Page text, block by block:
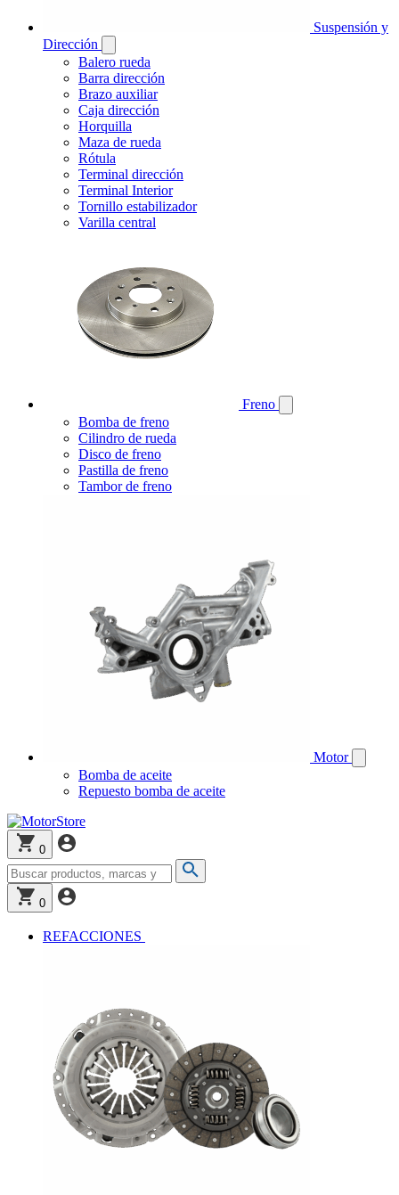
Suspensión y
Dirección
Balero rueda
Barra dirección
Brazo auxiliar
Caja dirección
Horquilla
Maza de rueda
Rótula
Terminal dirección
Terminal Interior
Tornillo estabilizador
Varilla central
Freno
Bomba de freno
Cilindro de rueda
Disco de freno
Pastilla de freno
Tambor de freno
Motor
Bomba de aceite
Repuesto bomba de aceite
0
0
REFACCIONES